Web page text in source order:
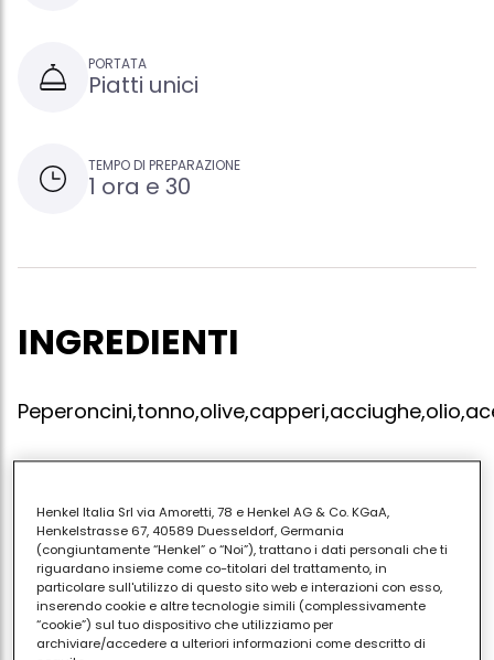
PORTATA
Piatti unici
TEMPO DI PREPARAZIONE
1 ora e 30
INGREDIENTI
Lavare e sbollentare nell'acetoi peperoncini per
pochi minuti.occorre farli raffreddare e poi
procedere al riempimento.metterli in un vasetto
nell'olio.per ultimo mettere in vasetti in bagno maria.
Henkel Italia Srl via Amoretti, 78 e Henkel AG & Co. KGaA,
Henkelstrasse 67, 40589 Duesseldorf, Germania
(congiuntamente “Henkel” o “Noi”), trattano i dati personali che ti
riguardano insieme come co-titolari del trattamento, in
particolare sull'utilizzo di questo sito web e interazioni con esso,
inserendo cookie e altre tecnologie simili (complessivamente
“cookie”) sul tuo dispositivo che utilizziamo per
archiviare/accedere a ulteriori informazioni come descritto di